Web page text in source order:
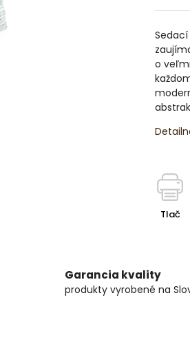
o
Tlač
Garancia kvality
produkty vyrobené na